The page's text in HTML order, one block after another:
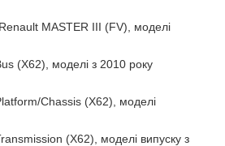
MASTER III (FV), моделі
(X62), моделі з 2010 року
Chassis (X62), моделі
(X62), моделі випуску з